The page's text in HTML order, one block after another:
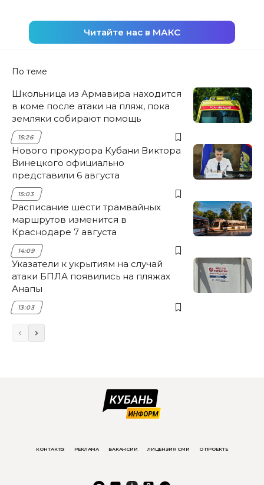
Читайте нас в МАКС
По теме
Школьница из Армавира находится
в коме после атаки на пляж, пока
земляки собирают помощь
15:26
Нового прокурора Кубани Виктора
Винецкого официально
представили 6 августа
15:03
Расписание шести трамвайных
маршрутов изменится в
Краснодаре 7 августа
14:09
Указатели к укрытиям на случай
атаки БПЛА появились на пляжах
Анапы
13:03
КОНТАКТЫ РЕКЛАМА ВАКАНСИИ ЛИЦЕНЗИЯ СМИ О ПРОЕКТЕ